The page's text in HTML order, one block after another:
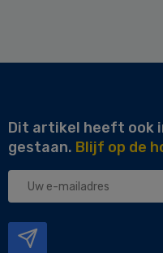
Dit artikel heeft ook
gestaan. Blijf op de
Uw